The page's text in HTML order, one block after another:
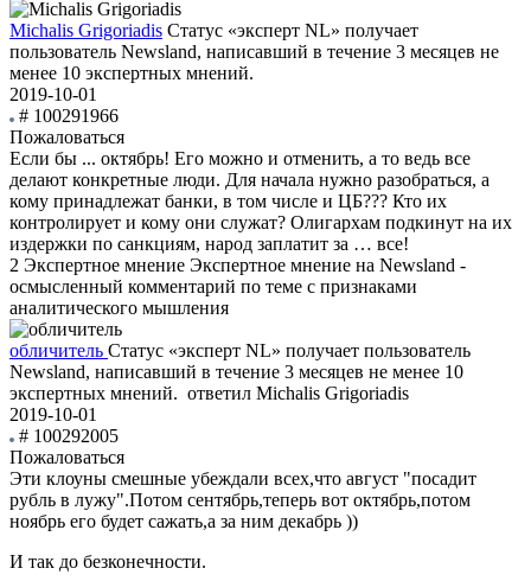
Michalis Grigoriadis Статус «эксперт NL» получает
пользователь Newsland, написавший в течение 3 месяцев не
менее 10 экспертных мнений.
2019-10-01
# 100291966
Пожаловаться
Если бы ... октябрь! Его можно и отменить, а то ведь все
делают конкретные люди. Для начала нужно разобраться, а
кому принадлежат банки, в том числе и ЦБ??? Кто их
контролирует и кому они служат? Олигархам подкинут на их
издержки по санкциям, народ заплатит за … все!
2 Экспертное мнение Экспертное мнение на Newsland -
осмысленный комментарий по теме с признаками
аналитического мышления
обличитель Статус «эксперт NL» получает пользователь
Newsland, написавший в течение 3 месяцев не менее 10
экспертных мнений. ответил Michalis Grigoriadis
2019-10-01
# 100292005
Пожаловаться
Эти клоуны смешные убеждали всех,что август "посадит
рубль в лужу".Потом сентябрь,теперь вот октябрь,потом
ноябрь его будет сажать,а за ним декабрь ))
И так до безконечности.